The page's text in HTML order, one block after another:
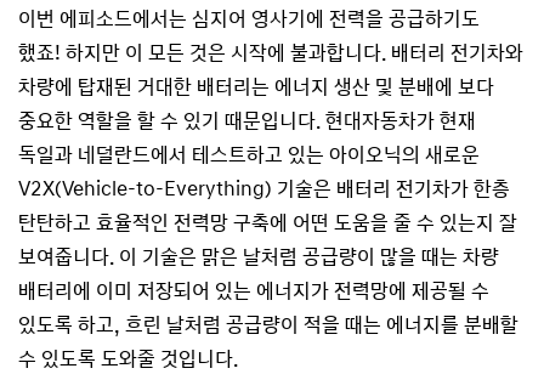
이번 에피소드에서는 심지어 영사기에 전력을 공급하기도
했죠! 하지만 이 모든 것은 시작에 불과합니다. 배터리 전기차와
차량에 탑재된 거대한 배터리는 에너지 생산 및 분배에 보다
중요한 역할을 할 수 있기 때문입니다. 현대자동차가 현재
독일과 네덜란드에서 테스트하고 있는 아이오닉의 새로운
V2X(Vehicle-to-Everything) 기술은 배터리 전기차가 한층
탄탄하고 효율적인 전력망 구축에 어떤 도움을 줄 수 있는지 잘
보여줍니다. 이 기술은 맑은 날처럼 공급량이 많을 때는 차량
배터리에 이미 저장되어 있는 에너지가 전력망에 제공될 수
있도록 하고, 흐린 날처럼 공급량이 적을 때는 에너지를 분배할
수 있도록 도와줄 것입니다.